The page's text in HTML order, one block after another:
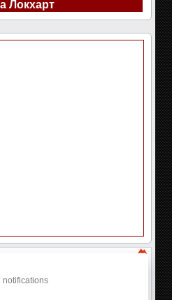
Локхарт
notifications